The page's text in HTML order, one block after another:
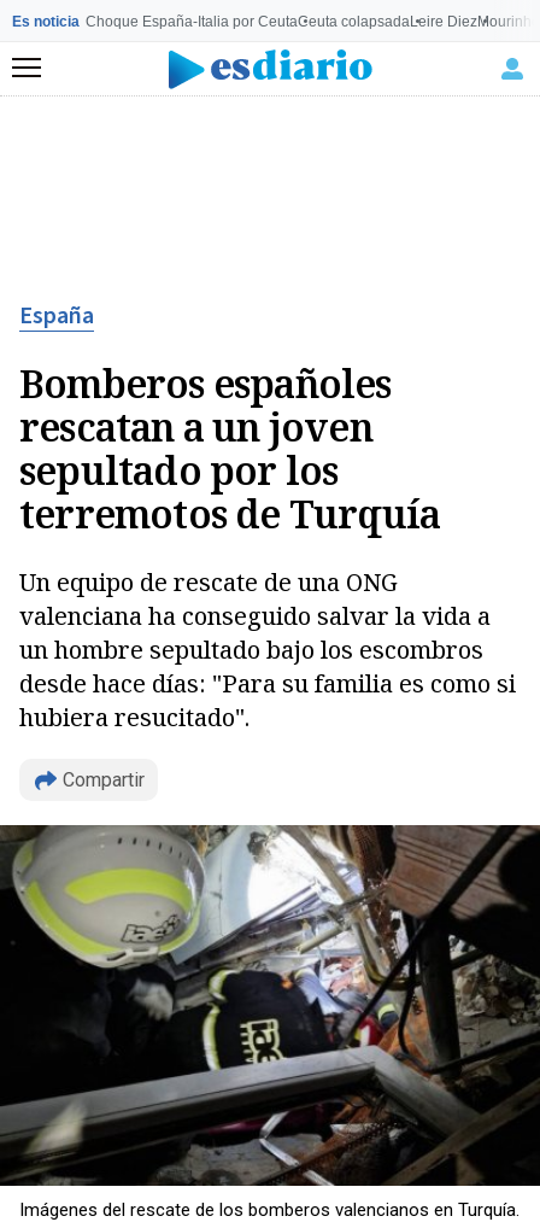
Es noticia Choque España-Italia por CeutaCeuta colapsadaLeire Diez
Menú
España
Bomberos españoles
rescatan a un joven
sepultado por los
terremotos de Turquía
Un equipo de rescate de una ONG
valenciana ha conseguido salvar la vida a
un hombre sepultado bajo los escombros
desde hace días: "Para su familia es como si
hubiera resucitado".
Compartir
Copiar
Imágenes del rescate de los bomberos valencianos en Turquía.